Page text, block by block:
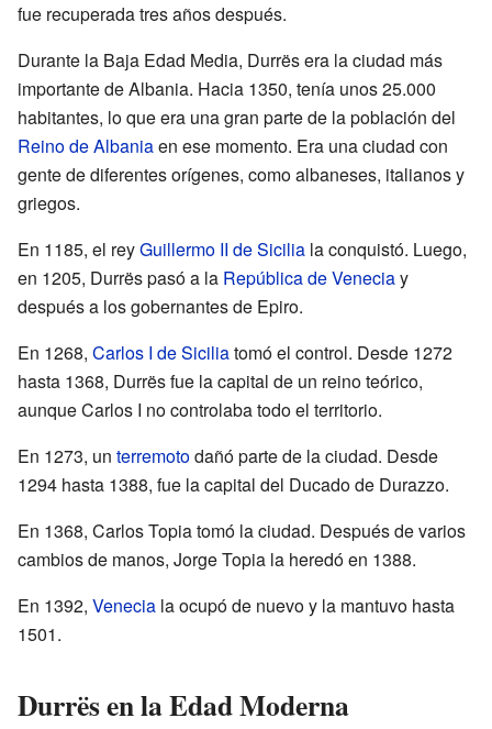
fue recuperada tres años después.
Durante la Baja Edad Media, Durrës era la ciudad más
importante de Albania. Hacia 1350, tenía unos 25.000
habitantes, lo que era una gran parte de la población del
Reino de Albaniaen ese momento. Era una ciudad con
gente de diferentes orígenes, como albaneses, italianos y
griegos.
En 1185, el reyGuillermo II de Sicilia la conquistó. Luego,
en 1205, Durrës pasó a la República de Veneciay
después a los gobernantes de Epiro.
En 1268, Carlos I de Siciliatomó el control. Desde 1272
hasta 1368, Durrës fue la capital de un reino teórico,
aunque Carlos I no controlaba todo el territorio.
En 1273, un terremotodañó parte de la ciudad. Desde
1294 hasta 1388, fue la capital del Ducado de Durazzo.
En 1368, Carlos Topia tomó la ciudad. Después de varios
cambios de manos, Jorge Topia la heredó en 1388.
En 1392, Venecia la ocupó de nuevo y la mantuvo hasta
1501.
Durrës en la Edad Moderna